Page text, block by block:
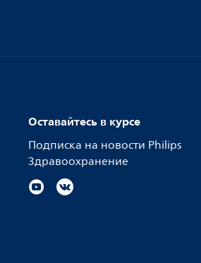
Оставайтесь в курсе
Подписка на новости Philips
Здравоохранение